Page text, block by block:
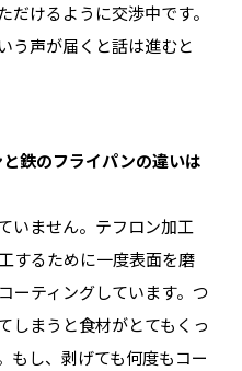
だけるように交渉中です。
う声が届くと話は進むと
鉄のフライパンの違いは
いません。テフロン加工
するために一度表面を磨
ーティングしています。つ
しまうと食材がとてもくっ
もし、剥げても何度もコー